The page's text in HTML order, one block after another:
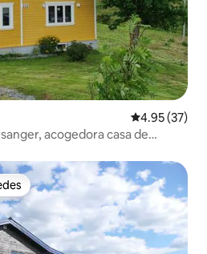
Calificación
4.95 (37)
acogedora casa de
preferido